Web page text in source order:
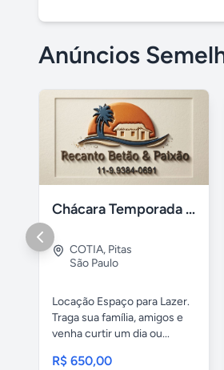
Anúncios
Chácara Temporada Cotia/Itapevi
COTIA, Pitas
São Paulo
Locação Espaço para Lazer.
Traga sua família, amigos e
venha curtir um dia ou...
R$ 650,00